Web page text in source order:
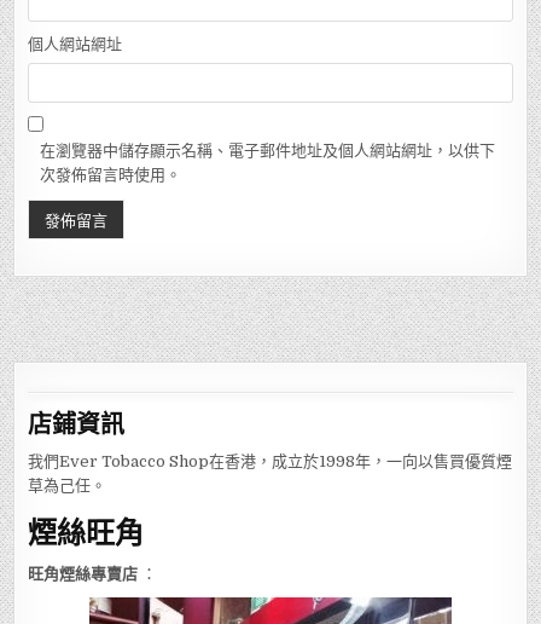
個人網站網址
在瀏覽器中儲存顯示名稱、電子郵件地址及個人網站網址，以供下
次發佈留言時使用。
店鋪資訊
我們Ever Tobacco Shop在香港，成立於1998年，一向以售買優質煙
草為己任。
煙絲旺角
旺角煙絲專賣店 ：